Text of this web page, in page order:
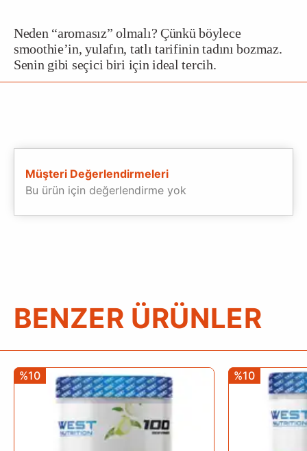
Neden “aromasız” olmalı? Çünkü böylece
smoothie’in, yulafın, tatlı tarifinin tadını bozmaz.
Senin gibi seçici biri için ideal tercih.
Müşteri Değerlendirmeleri
Bu ürün için değerlendirme yok
BENZER ÜRÜNLER
%10 %10